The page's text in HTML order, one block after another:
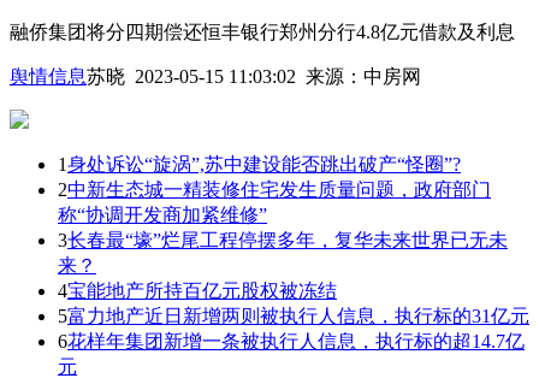
融侨集团将分四期偿还恒丰银行郑州分行4.8亿元借款及利息
舆情信息苏晓 2023-05-15 11:03:02 来源： 中房网
1身处诉讼“旋涡”,苏中建设能否跳出破产“怪圈”?
2中新生态城一精装修住宅发生质量问题，政府部门
称“协调开发商加紧维修”
3长春最“壕”烂尾工程停摆多年，复华未来世界已无未
来？
4宝能地产所持百亿元股权被冻结
5富力地产近日新增两则被执行人信息，执行标的31亿元
6花样年集团新增一条被执行人信息，执行标的超14.7亿
元